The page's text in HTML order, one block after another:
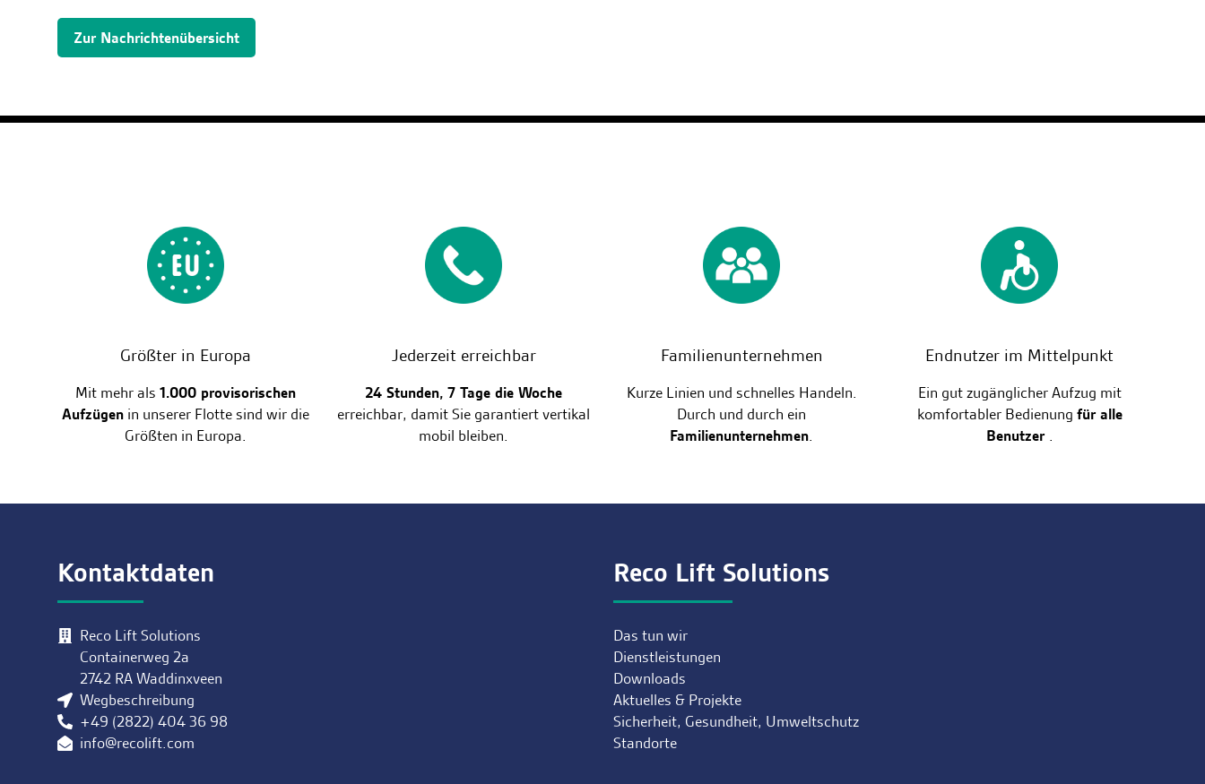
Zur Nachrichtenübersicht
Größter in Europa
Mit mehr als 1.000 provisorischen
Aufzügen in unserer Flotte sind wir die
Größten in Europa.
Jederzeit erreichbar
24 Stunden, 7 Tage die Woche
erreichbar, damit Sie garantiert vertikal
mobil bleiben.
Familienunternehmen
Kurze Linien und schnelles Handeln.
Durch und durch ein
Familienunternehmen.
Endnutzer im Mittelpunkt
Ein gut zugänglicher Aufzug mit
komfortabler Bedienung für alle
Benutzer .
Kontaktdaten
Reco Lift Solutions
Containerweg 2a
2742 RA Waddinxveen
Wegbeschreibung
+49 (2822) 404 36 98
info@recolift.com
Reco Lift Solutions
Das tun wir
Dienstleistungen
Downloads
Aktuelles & Projekte
Sicherheit, Gesundheit, Umweltschutz
Standorte